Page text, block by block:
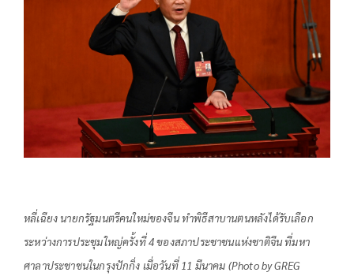
หลี่เฉียง นายกรัฐมนตรีคนใหม่ของจีน ทำพิธีสาบานตนหลังได้รับเลือก
ระหว่างการประชุมใหญ่ครั้งที่ 4 ของสภาประชาชนแห่งชาติจีน ที่มหา
ศาลาประชาชนในกรุงปักกิ่ง เมื่อวันที่ 11 มีนาคม (Photo by GREG